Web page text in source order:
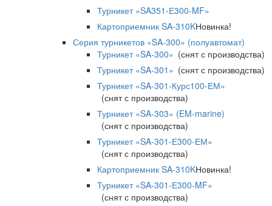
Турникет «SA351-Е300-MF»
Картоприемник SA-310KНовинка!
Серия турникетов «SA-300» (полуавтомат)
Турникет «SA-300» (снят с производства)
Турникет «SA-301» (снят с производства)
Турникет «SA-301-Курс100-ЕМ»
(снят с производства)
Турникет «SA-303» (EM-marine)
(снят с производства)
Турникет «SA-301-Е300-ЕМ»
(снят с производства)
Картоприемник SA-310KНовинка!
Турникет «SA-301-Е300-MF»
(снят с производства)